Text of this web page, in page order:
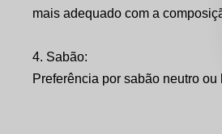
mais adequado com a
4. Sabão:
Preferência por sabão neutro